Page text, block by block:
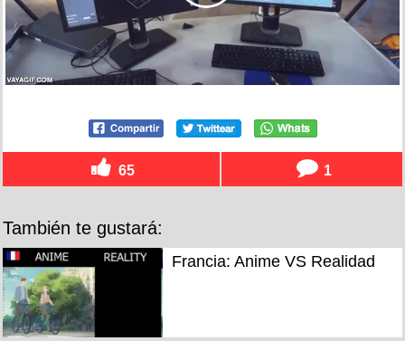
65 1
También te gustará:
Francia: Anime VS Realidad